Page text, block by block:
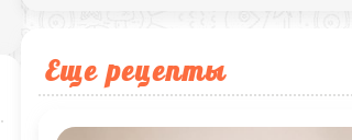
Еще рецепты